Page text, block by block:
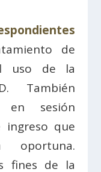
de
uso de la
También
en sesión
ingreso que
oportuna.
fines de la